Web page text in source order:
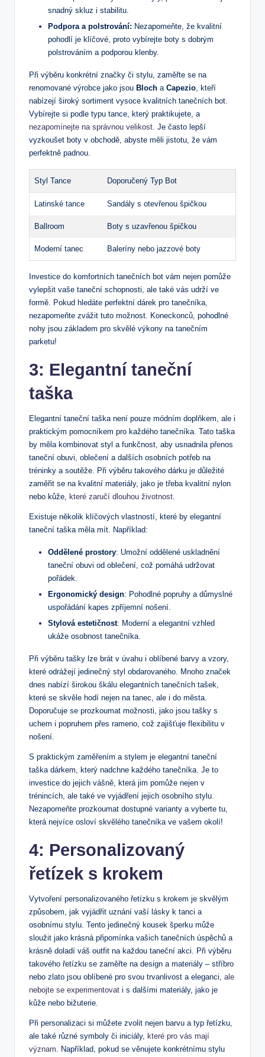
snadný skluz i stabilitu.
Podpora a polstrování: Nezapomeňte, že kvalitní
pohodlí je klíčové, proto vybírejte boty s dobrým
polstrováním a podporou klenby.
Při výběru konkrétní značky či stylu, zaměřte se na
renomované výrobce jako jsou Bloch a Capezio , kteří
nabízejí široký sortiment vysoce kvalitních tanečních bot.
Vybírejte si podle typu tance, který praktikujete, a
nezapomínejte na správnou velikost . Je často lepší
vyzkoušet boty v obchodě, abyste měli jistotu, že vám
perfektně padnou.
Styl Tance Doporučený Typ Bot
Latinské tance Sandály s otevřenou špičkou
Ballroom Boty s uzavřenou špičkou
Moderní tanec Baleríny nebo jazzové boty
Investice do komfortních tanečních bot vám nejen pomůže
vylepšit vaše taneční schopnosti, ale také vás udrží ve
formě. Pokud hledáte perfektní dárek pro tanečníka,
nezapomeňte zvážit tuto možnost. Koneckonců, pohodlné
nohy jsou základem pro skvělé výkony na tanečním
parketu!
3: Elegantní taneční
taška
Elegantní taneční taška není pouze módním doplňkem, ale i
praktickým pomocníkem pro každého tanečníka. Tato taška
by měla kombinovat styl a funkčnost, aby usnadnila přenos
taneční obuvi, oblečení a dalších osobních potřeb na
tréninky a soutěže. Při výběru takového dárku je důležité
zaměřit se na kvalitní materiály, jako je třeba kvalitní nylon
nebo kůže,
které zaručí dlouhou životnost
Existuje několik klíčových vlastností, které by elegantní
taneční taška měla mít. Například:
Oddělené prostory: Umožní oddělené uskladnění
taneční obuvi od oblečení, což pomáhá udržovat
pořádek.
Ergonomický design: Pohodlné popruhy a důmyslné
uspořádání kapes zpříjemní nošení.
Stylová estetičnost: Moderní a elegantní vzhled
ukáže osobnost tanečníka.
Při výběru tašky lze brát v úvahu i oblíbené barvy a vzory,
které odrážejí jedinečný styl obdarovaného. Mnoho značek
dnes nabízí širokou škálu elegantních tanečních tašek,
které se skvěle hodí nejen na tanec, ale i do města.
Doporučuje se prozkoumat možnosti, jako jsou tašky s
uchem i popruhem přes rameno, což zajišťuje flexibilitu v
nošení.
S praktickým zaměřením a stylem je elegantní taneční
taška dárkem, který nadchne každého tanečníka. Je to
investice do jejich vášně, která jim pomůže nejen v
trénincích, ale také ve vyjádření jejich osobního stylu.
Nezapomeňte prozkoumat dostupné varianty a vyberte tu,
která nejvíce osloví skvělého tanečníka ve vašem okolí!
4: Personalizovaný
řetízek s krokem
Vytvoření personalizovaného řetízku s krokem je skvělým
způsobem, jak vyjádřit uznání vaší lásky k tanci a
osobnímu stylu. Tento jedinečný kousek šperku může
sloužit jako krásná připomínka vašich tanečních úspěchů a
krásně doladí váš outfit na každou taneční akci. Při výběru
takového řetízku se zaměřte na design a materiály – stříbro
nebo zlato jsou oblíbené pro svou trvanlivost a eleganci, ale
nebojte se experimentovat i s dalšími materiály, jako je
kůže nebo bižuterie.
Při personalizaci si můžete zvolit nejen barvu a typ řetízku,
ale také různé symboly či iniciály, které pro vás mají
význam. Například, pokud se věnujete konkrétnímu stylu